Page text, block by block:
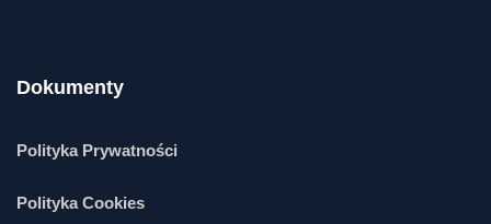
Dokumenty
Polityka Prywatności
Polityka Cookies